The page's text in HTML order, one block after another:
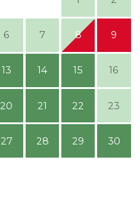
6 7 8 9
13 14 15 16
20 21 22 23
27 28 29 30